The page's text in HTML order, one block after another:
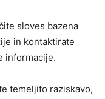
sloves bazena
in kontaktirate
informacije.
temeljito raziskavo,